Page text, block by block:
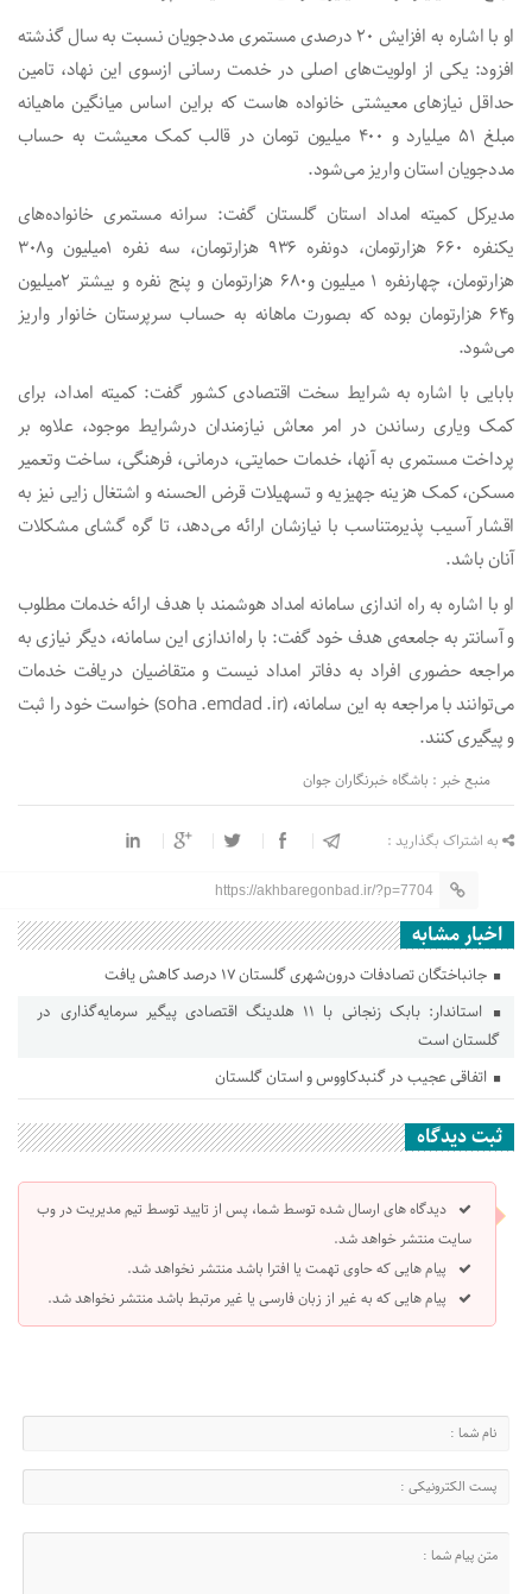
او با اشاره به افزایش ۲۰ درصدی مستمری مددجویان نسبت به سال گذشته
افزود: یکی از اولویت‌های اصلی در خدمت رسانی ازسوی این نهاد، تامین
حداقل نیاز‌های معیشتی خانواده هاست که براین اساس میانگین ماهیانه
مبلغ ۵۱ میلیارد و ۴۰۰ میلیون تومان در قالب کمک معیشت به حساب
مددجویان استان واریز می‌شود.
مدیرکل کمیته امداد استان گلستان گفت: سرانه مستمری خانواده‌های
یکنفره ۶۶۰ هزارتومان، دونفره ۹۳۶ هزارتومان، سه نفره ۱میلیون و۳۰۸
هزارتومان، چهارنفره ۱ میلیون و۶۸۰ هزارتومان و پنج نفره و بیشتر ۲میلیون
و۶۴ هزارتومان بوده که بصورت ماهانه به حساب سرپرستان خانوار واریز
می‌شود.
بابایی با اشاره به شرایط سخت اقتصادی کشور گفت: کمیته امداد، برای
کمک ویاری رساندن در امر معاش نیازمندان درشرایط موجود، علاوه بر
پرداخت مستمری به آنها، خدمات حمایتی، درمانی، فرهنگی، ساخت وتعمیر
مسکن، کمک هزینه جهیزیه و تسهیلات قرض الحسنه و اشتغال زایی نیز به
اقشار آسیب پذیرمتناسب با نیازشان ارائه می‌دهد، تا گره گشای مشکلات
آنان باشد.
او با اشاره به راه اندازی سامانه امداد هوشمند با هدف ارائه خدمات مطلوب
و آسانتر به جامعه‌ی هدف خود گفت: با راه‌اندازی این سامانه، دیگر نیازی به
مراجعه حضوری افراد به دفاتر امداد نیست و متقاضیان دریافت خدمات
می‌توانند با مراجعه به این سامانه، (soha .emdad .ir) خواست خود را ثبت
و پیگیری کنند.
منبع خبر : باشگاه خبرنگاران جوان
به اشتراک بگذارید :
https://akhbaregonbad.ir/?p=7704
اخبار مشابه
جانباختگان تصادفات درون‌شهری گلستان ۱۷ درصد کاهش یافت
استاندار: بابک زنجانی با ۱۱ هلدینگ اقتصادی پیگیر سرمایه‌گذاری در
گلستان است
اتفاقی عجیب در‌ گنبدکاووس و استان گلستان
ثبت دیدگاه
دیدگاه های ارسال شده توسط شما، پس از تایید توسط تیم مدیریت در وب
سایت منتشر خواهد شد.
پیام هایی که حاوی تهمت یا افترا باشد منتشر نخواهد شد.
پیام هایی که به غیر از زبان فارسی یا غیر مرتبط باشد منتشر نخواهد شد.